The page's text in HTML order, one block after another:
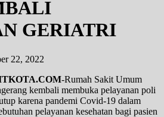
GERIATRI
22, 2022
-Rumah Sakit Umum
kembali membuka pelayanan poli
karena pandemi Covid-19 dalam
pelayanan kesehatan bagi pasien